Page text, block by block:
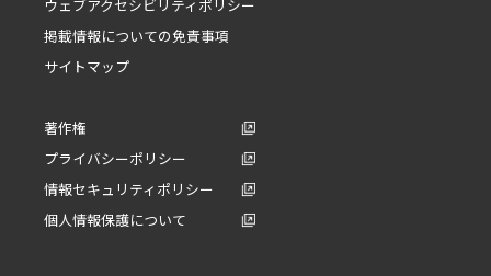
ウェブアクセシビリティポリシー
掲載情報についての免責事項
サイトマップ
著作権
プライバシーポリシー
情報セキュリティポリシー
個人情報保護について